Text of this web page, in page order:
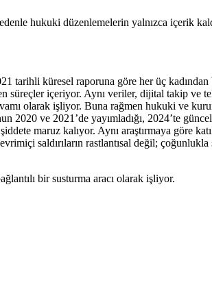
hukuki düzenlemelerin yalnızca içerik
tarihli küresel raporuna göre her üç
içeriyor. Aynı veriler, dijital takip ve
olarak işliyor. Buna rağmen hukuki ve
ve 2021’de yayımladığı, 2024’te
maruz kalıyor. Aynı araştırmaya göre
saldırıların rastlantısal değil;
bir susturma aracı olarak işliyor.